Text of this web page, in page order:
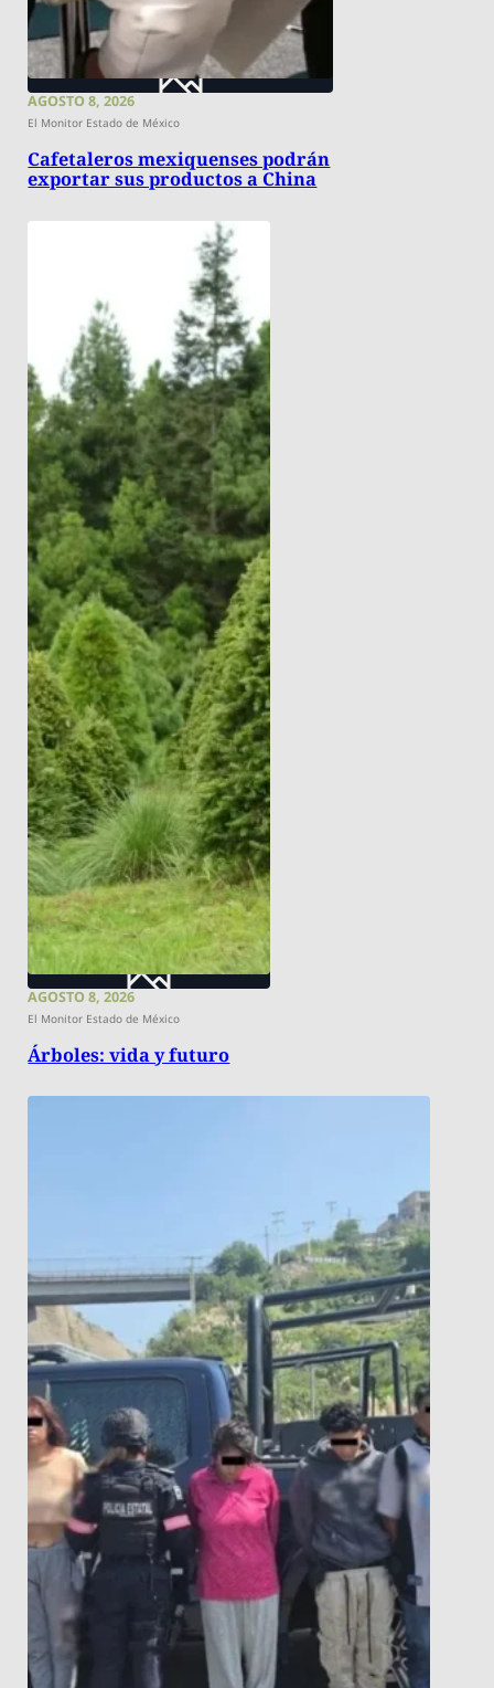
AGOSTO 8, 2026
El Monitor Estado de México
Cafetaleros mexiquenses podrán
exportar sus productos a China
AGOSTO 8, 2026
El Monitor Estado de México
Árboles: vida y futuro